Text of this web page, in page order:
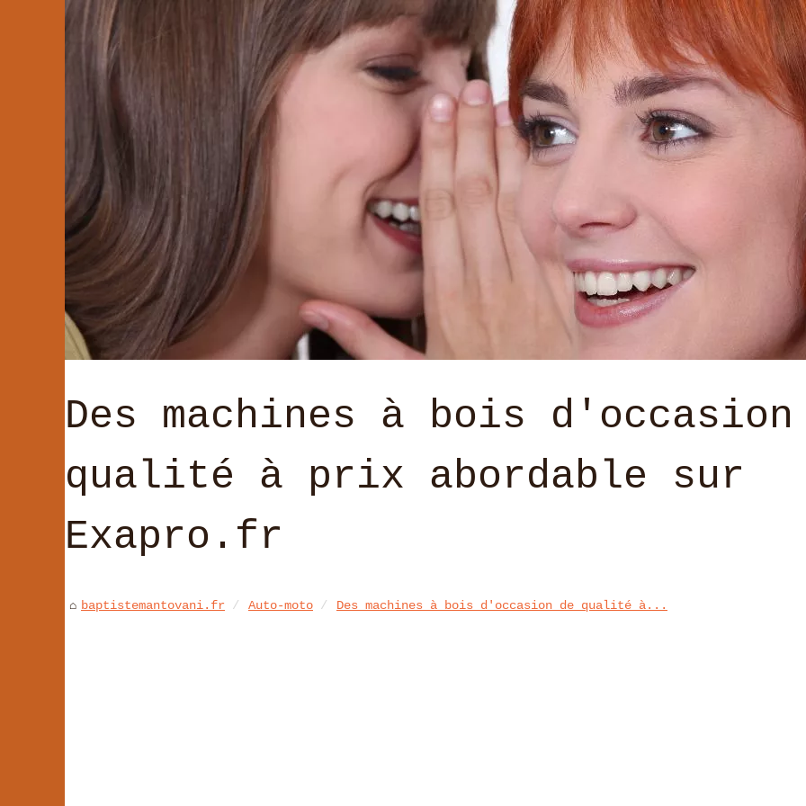
Des machines à bois d'occasion
qualité à prix abordable sur
Exapro.fr
baptistemantovani.fr Auto-moto Des machines à bois d'occasion de qualité à...